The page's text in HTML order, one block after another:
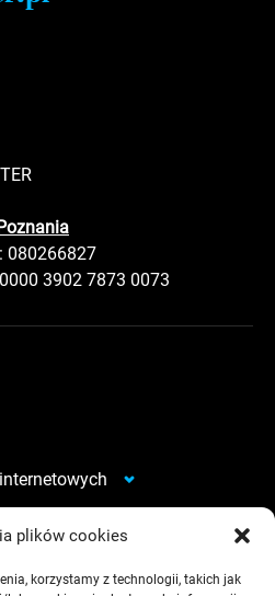
plików cookies
korzystamy z technologii, takich jak
080266827
3902 7873 0073